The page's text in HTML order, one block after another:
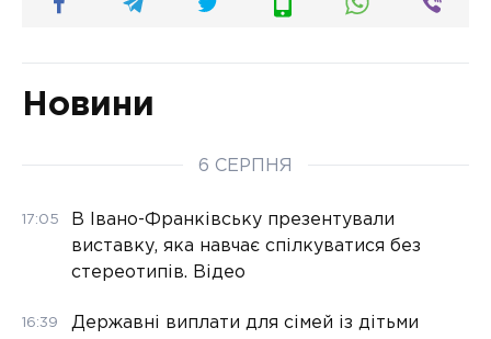
Новини
6 СЕРПНЯ
17:05
В Івано-Франківську презентували
виставку, яка навчає спілкуватися без
стереотипів. Відео
16:39
Державні виплати для сімей із дітьми